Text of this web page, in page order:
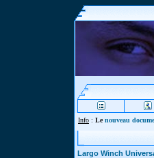
Info : Lenouveau
Largo Winch